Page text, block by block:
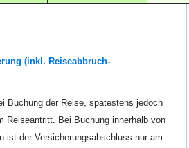
(inkl. Reiseabbruch-
Buchung der Reise, spätestens jedoch
Reiseantritt. Bei Buchung innerhalb von
ist der Versicherungsabschluss nur am